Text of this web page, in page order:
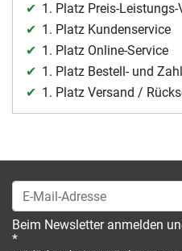
1. Platz Preis-
1. Platz Kundenservice
1. Platz Online-Service
1. Platz Bestell- und
1. Platz Versand /
E-Mail-Adresse
Beim Newsletter anmelden
*